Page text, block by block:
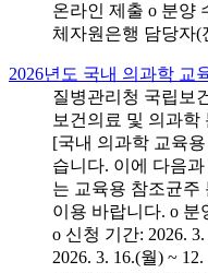
온라인 제출 o 분양
체자원은행 담당자(
2026년도 국내 의과학 교
질병관리청 국립보
보건의료 및 의과학
[국내 의과학 교육
습니다. 이에 다음
는 교육용 참조균주
이용 바랍니다. o
o 신청 기간: 2026.
2026. 3. 16.(월) ~